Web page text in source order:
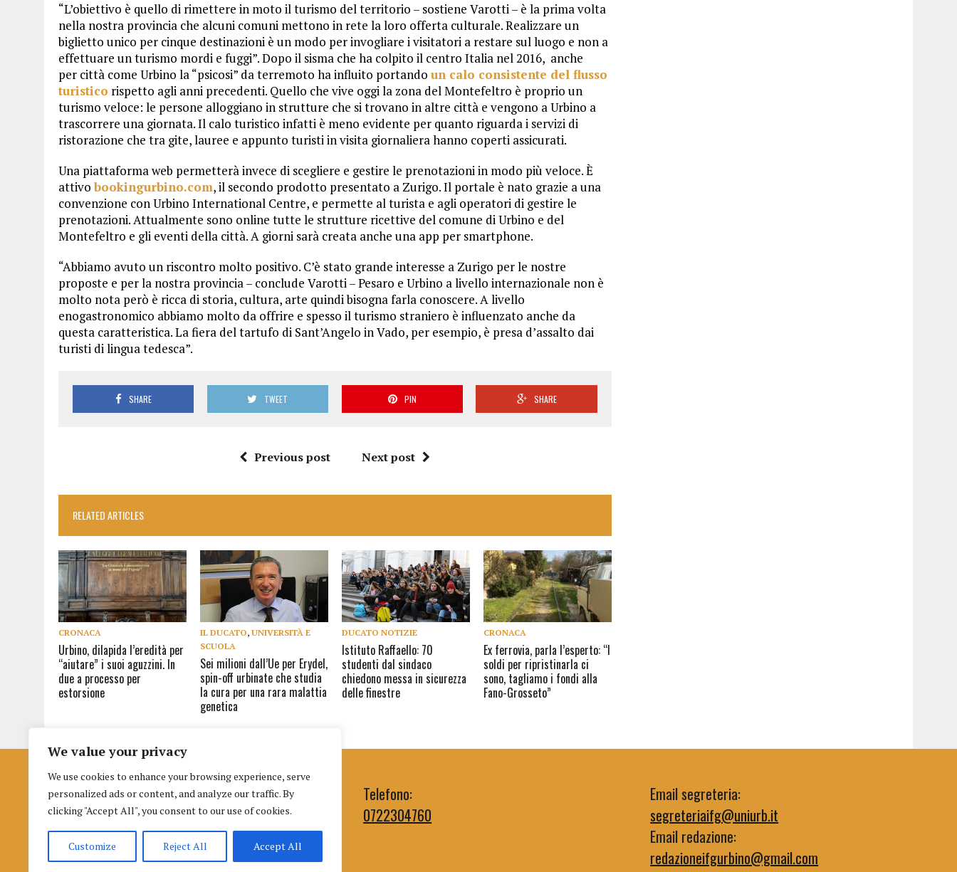
We value your privacy
We use cookies to enhance your browsing experience, serve
personalized ads or content, and analyze our traffic. By
clicking "Accept All", you consent to our use of cookies.
Customize Reject All Accept All
“L’obiettivo è quello di rimettere in moto il turismo del territorio – sostiene Varotti – è la prima volta
nella nostra provincia che alcuni comuni mettono in rete la loro offerta culturale. Realizzare un
biglietto unico per cinque destinazioni è un modo per invogliare i visitatori a restare sul luogo e non a
effettuare un turismo mordi e fuggi”. Dopo il sisma che ha colpito il centro Italia nel 2016, anche
per città come Urbino la “psicosi” da terremoto ha influito portando un calo consistente del flusso
turistico rispetto agli anni precedenti. Quello che vive oggi la zona del Montefeltro è proprio un
turismo veloce: le persone alloggiano in strutture che si trovano in altre città e vengono a Urbino a
trascorrere una giornata. Il calo turistico infatti è meno evidente per quanto riguarda i servizi di
ristorazione che tra gite, lauree e appunto turisti in visita giornaliera hanno coperti assicurati.
Una piattaforma web permetterà invece di scegliere e gestire le prenotazioni in modo più veloce. È
attivobookingurbino.com, il secondo prodotto presentato a Zurigo. Il portale è nato grazie a una
convenzione con Urbino International Centre, e permette al turista e agli operatori di gestire le
prenotazioni. Attualmente sono online tutte le strutture ricettive del comune di Urbino e del
Montefeltro e gli eventi della città. A giorni sarà creata anche una app per smartphone.
“Abbiamo avuto un riscontro molto positivo. C’è stato grande interesse a Zurigo per le nostre
proposte e per la nostra provincia – conclude Varotti – Pesaro e Urbino a livello internazionale non è
molto nota però è ricca di storia, cultura, arte quindi bisogna farla conoscere. A livello
enogastronomico abbiamo molto da offrire e spesso il turismo straniero è influenzato anche da
questa caratteristica. La fiera del tartufo di Sant’Angelo in Vado, per esempio, è presa d’assalto dai
turisti di lingua tedesca”.
SHARE TWEET PIN SHARE
Previous post Next post
RELATED ARTICLES
CRONACA
Urbino, dilapida l’eredità per
“aiutare” i suoi aguzzini. In
due a processo per
estorsione
IL DUCATO,UNIVERSITÀ E
SCUOLA
Sei milioni dall’Ue per Erydel,
spin-off urbinate che studia
la cura per una rara malattia
genetica
DUCATO NOTIZIE
Istituto Raffaello: 70
studenti dal sindaco
chiedono messa in sicurezza
delle finestre
CRONACA
Ex ferrovia, parla l’esperto: “I
soldi per ripristinarla ci
sono, tagliamo i fondi alla
Fano-Grosseto”
Istituto per la Formazione al Giornalismo
di Urbino
Palazzo nuovo Albani
Piazza della Repubblica 3 (terzo piano), 61029, Urbino
Cookie|Informativa selezioni|Info richieste dalla L. 124/2017
Telefono:
0722304760
Email segreteria:
segreteriaifg@uniurb.it
Email redazione:
redazioneifgurbino@gmail.com